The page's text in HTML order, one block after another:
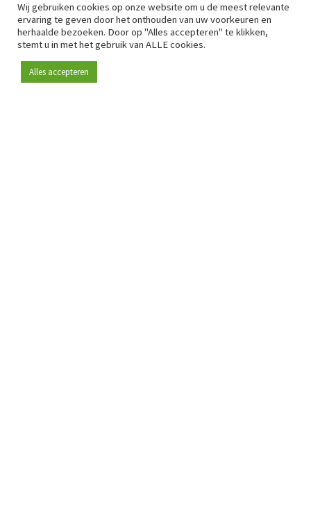
Wij gebruiken cookies op onze website om u de meest relevante
ervaring te geven door het onthouden van uw voorkeuren en
herhaalde bezoeken. Door op "Alles accepteren" te klikken,
stemt u in met het gebruik van ALLE cookies.
Alles accepteren